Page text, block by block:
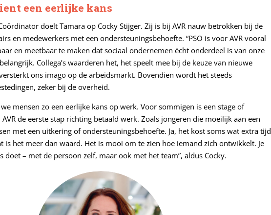
een eerlijke kans
doelt Tamara op Cocky Stijger. Zij is bij AVR nauw betrokken bij de
en medewerkers met een ondersteuningsbehoefte. “PSO is voor AVR vooral
en meetbaar te maken dat sociaal ondernemen écht onderdeel is van onze
Collega’s waarderen het, het speelt mee bij de keuze van nieuwe
ons imago op de arbeidsmarkt. Bovendien wordt het steeds
zeker bij de overheid.
mensen zo een eerlijke kans op werk. Voor sommigen is een stage of
de eerste stap richting betaald werk. Zoals jongeren die moeilijk aan een
met een uitkering of ondersteuningsbehoefte. Ja, het kost soms wat extra tijd
is het meer dan waard. Het is mooi om te zien hoe iemand zich ontwikkelt. Je
doet – met de persoon zelf, maar ook met het team”, aldus Cocky.